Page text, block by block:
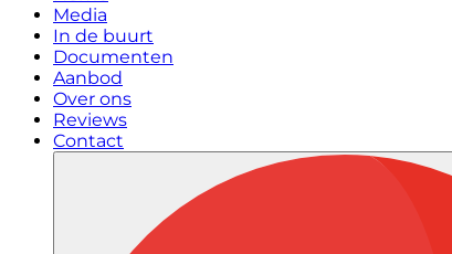
Media
In de buurt
Documenten
Aanbod
Over ons
Reviews
Contact